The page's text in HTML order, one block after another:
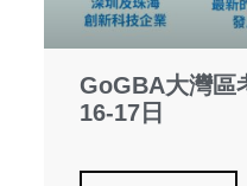
GoGBA大灣區
16-17日